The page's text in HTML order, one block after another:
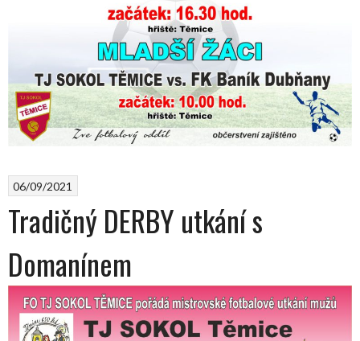
06/09/2021
Tradičný DERBY utkání s
Domanínem